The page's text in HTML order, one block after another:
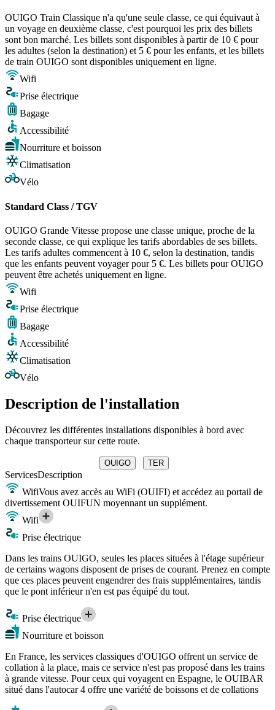
OUIGO Train Classique n'a qu'une seule classe, ce qui équivaut à
un voyage en deuxième classe, c'est pourquoi les prix des billets
sont bon marché. Les billets sont disponibles à partir de 10 € pour
les adultes (selon la destination) et 5 € pour les enfants, et les billets
de train OUIGO sont disponibles uniquement en ligne.
Wifi
Prise électrique
Bagage
Accessibilité
Nourriture et boisson
Climatisation
Vélo
Standard Class / TGV
OUIGO Grande Vitesse propose une classe unique, proche de la
seconde classe, ce qui explique les tarifs abordables de ses billets.
Les tarifs adultes commencent à 10 €, selon la destination, tandis
que les enfants peuvent voyager pour 5 €. Les billets pour OUIGO
peuvent être achetés uniquement en ligne.
Wifi
Prise électrique
Bagage
Accessibilité
Climatisation
Vélo
Description de l'installation
Découvrez les différentes installations disponibles à bord avec
chaque transporteur sur cette route.
OUIGO TER
ServicesDescription
WifiVous avez accès au WiFi (OUIFI) et accédez au portail de
divertissement OUIFUN moyennant un supplément.
Wifi
Prise électrique
Dans les trains OUIGO, seules les places situées à l'étage supérieur
de certains wagons disposent de prises de courant. Prenez en compte
que ces places peuvent engendrer des frais supplémentaires, tandis
que le pont inférieur n'en est pas équipé du tout.
Prise électrique
Nourriture et boisson
En France, les services classiques d'OUIGO offrent un service de
collation à la place, mais ce service n'est pas proposé dans les trains
à grande vitesse. Pour ceux qui voyagent en Espagne, le OUIBAR
situé dans l'autocar 4 offre une variété de boissons et de collations